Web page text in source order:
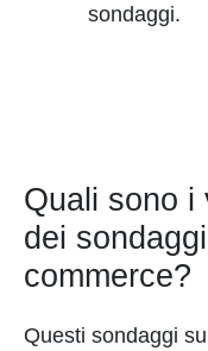
sondaggi.
Quali sono i
dei
commerce?
Questi sondaggi